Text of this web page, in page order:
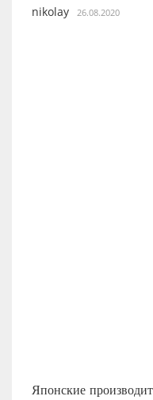
nikolay 26.08.2020
Японские